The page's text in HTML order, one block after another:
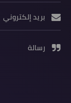
بريد إلكتروني
رسالة